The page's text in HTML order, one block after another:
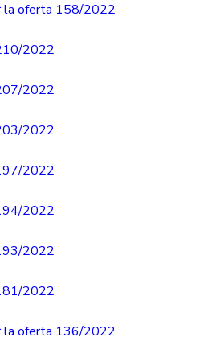
la oferta 158/2022
2022
2022
2022
2022
2022
2022
2022
la oferta 136/2022